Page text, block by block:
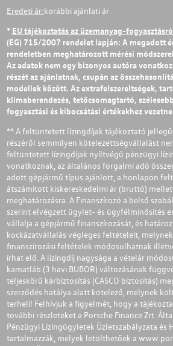
Eredeti ár:korábbi ajánlati ár
* EU tájékoztatás az üzemanyag-
(EG) 715/2007 rendelet lapján: A megadott
rendeletben meghatározott mérési
Az adatok nem egy bizonyos autóra
részét az ajánlatnak, csupán az
modellek között. Az extrafelszereltségek,
klímaberendezés, tetőcsomagtartó,
fogyasztási és kibocsátási értékekhez
** A feltüntetett lízingdíjak tájékoztató
részéről semmilyen kötelezettségvállalást
feltüntetett lízingdíjak nyíltvégű pénzügyi
vonatkoznak, az általános forgalmi adó
adott gépjármű típus ajánlott, a honlapon
átszámított kiskereskedelmi ár (bruttó)
meghatározásra. A Finanszírozó a belső
szerint elvégzett ügylet- és ügyfélminősítés
vállalja a gépjármű finanszírozását, és
kockázatvállalás végleges feltételeit,
finanszírozási feltételek módosulhatnak
írhat elő. A lízingdíj nagysága a vételár
kamatláb (3 havi BUBOR) változásának
teljeskörű kárbiztosítás (CASCO biztosítás)
szerződés hatálya alatt kötelező, melynek
terheli! Felhívjuk a figyelmét, hogy a
további részleteket a Porsche Finance Zrt.
Pénzügyi Lízingügyletek Üzletszabályzata és
tartalmazzák, melyek letölthetőek a